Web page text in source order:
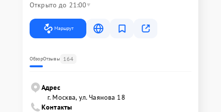
Открыто до 21:00
Маршрут
ОбзорОтзывы 164
Адрес
г. Москва, ул. Чаянова 18
Контакты